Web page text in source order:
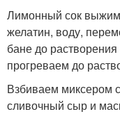
Лимонный сок
желатин, воду,
бане до
прогреваем до
Взбиваем миксером
сливочный сыр и